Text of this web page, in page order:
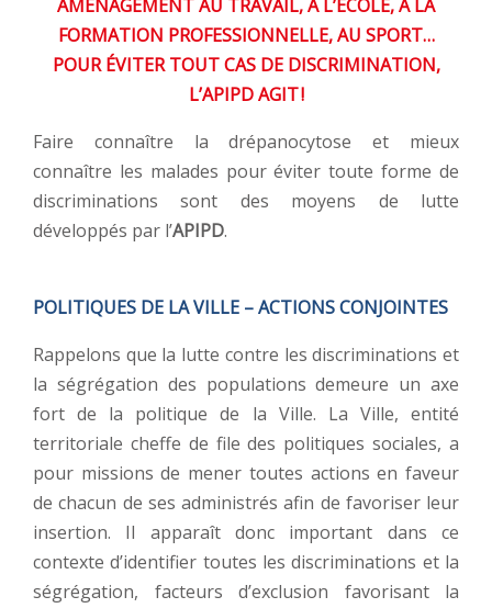
AMÉNAGEMENT AU TRAVAIL, À L’ÉCOLE, À LA
FORMATION PROFESSIONNELLE, AU SPORT…
POUR ÉVITER TOUT CAS DE DISCRIMINATION,
L’APIPD AGIT !
Faire connaître la drépanocytose et mieux
connaître les malades pour éviter toute forme de
discriminations sont des moyens de lutte
développés par l’APIPD.
POLITIQUES DE LA VILLE – ACTIONS CONJOINTES
Rappelons que la lutte contre les discriminations et
la ségrégation des populations demeure un axe
fort de la politique de la Ville. La Ville, entité
territoriale cheffe de file des politiques sociales, a
pour missions de mener toutes actions en faveur
de chacun de ses administrés afin de favoriser leur
insertion. Il apparaît donc important dans ce
contexte d’identifier toutes les discriminations et la
ségrégation, facteurs d’exclusion favorisant la